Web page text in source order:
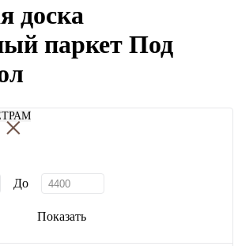
доска
паркет Под
×
До
Показать